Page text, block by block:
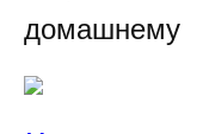
домашнему